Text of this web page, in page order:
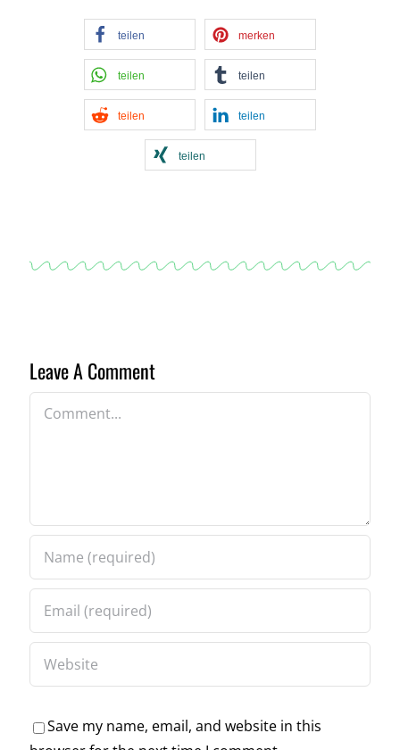
teilen merken
teilen teilen
teilen teilen
teilen
Leave A Comment
Comment
Save my name, email, and website in this